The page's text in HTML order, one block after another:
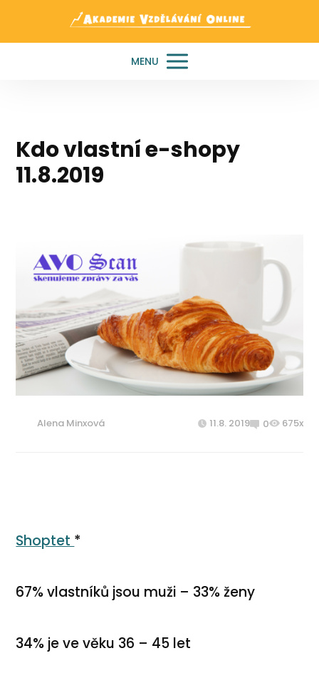
MENU
Kdo vlastní e-shopy
11.8.2019
Alena Minxová 11.8. 2019 0 675x
Shoptet *
67% vlastníků jsou muži – 33% ženy
34% je ve věku 36 – 45 let